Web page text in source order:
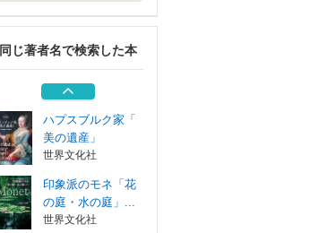
同じ著者名で検索した本
推理作家の家 名
作のうまれた書...
西村書店
ハプスブルク家「
美の遺産」
世界文化社
印象派のモネ「花
の庭・水の庭」...
世界文化社